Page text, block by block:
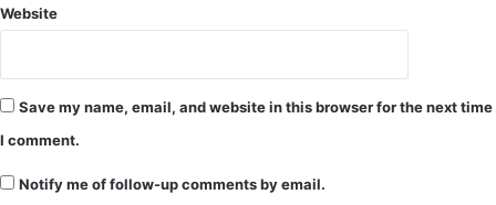
द
को
ला
न
जी
Website
Save my name, email, and website in this browser for the next time
I comment.
Notify me of follow-up comments by email.